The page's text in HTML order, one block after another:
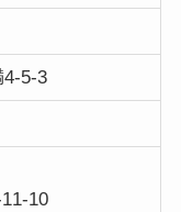
4-5-3
10